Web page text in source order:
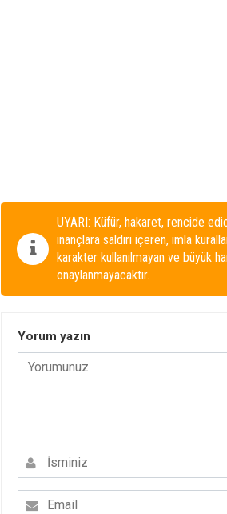
UYARI: Küfür, hakaret, rencide
inançlara saldırı içeren, imla
karakter kullanılmayan ve büyük
onaylanmayacaktır.
Yorum yazın